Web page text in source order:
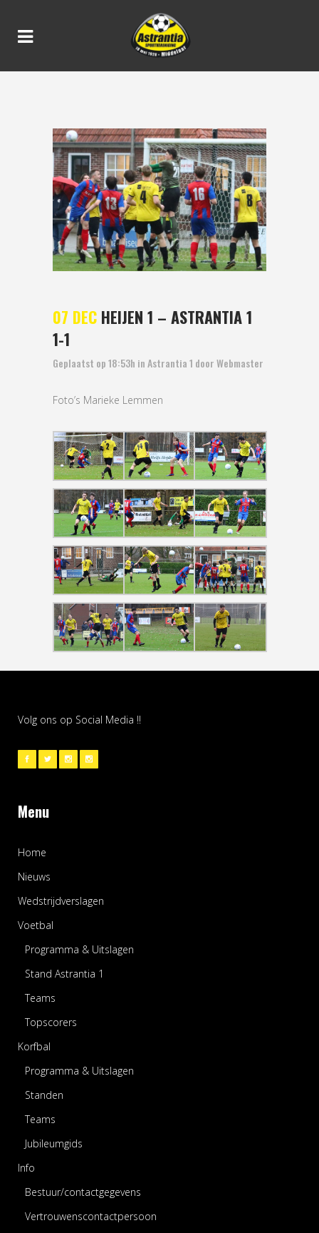
07 DEC HEIJEN 1 – ASTRANTIA 1
1-1
Geplaatst op 18:53h inAstrantia 1 doorWebmaster
Foto’s Marieke Lemmen
Volg ons op Social Media !!
Menu
Home
Nieuws
Wedstrijdverslagen
Voetbal
Programma & Uitslagen
Stand Astrantia 1
Teams
Topscorers
Korfbal
Programma & Uitslagen
Standen
Teams
Jubileumgids
Info
Bestuur/contactgegevens
Vertrouwenscontactpersoon